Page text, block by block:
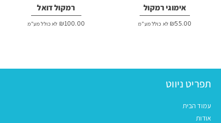
אימוגי רמקול
₪55.00 לא כולל מע"מ
רמקול דואל
₪100.00 לא כולל מע"מ
תפריט ניווט
עמוד הבית
אודות